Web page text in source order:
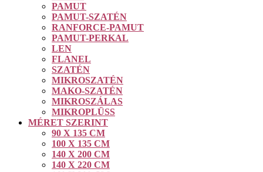
PAMUT
PAMUT-SZATÉN
RANFORCE-PAMUT
PAMUT-PERKAL
LEN
FLANEL
SZATÉN
MIKROSZATÉN
MAKO-SZATÉN
MIKROSZÁLAS
MIKROPLÜSS
MÉRET SZERINT
90 X 135 CM
100 X 135 CM
140 X 200 CM
140 X 220 CM